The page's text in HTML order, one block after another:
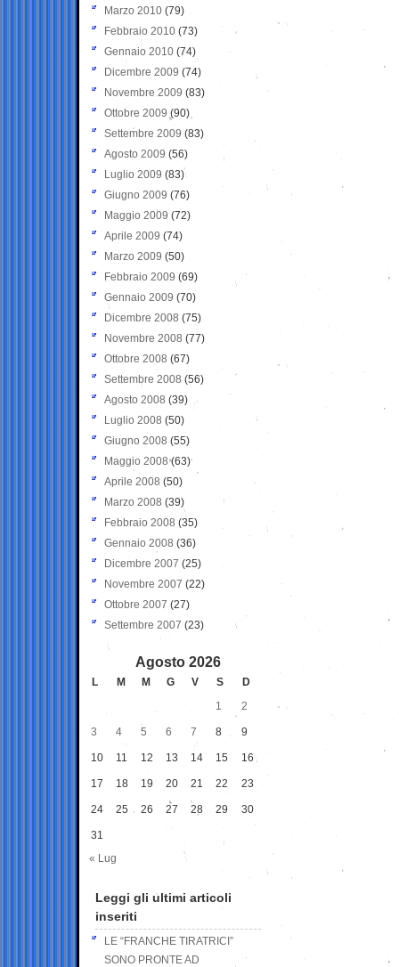
Marzo 2010 (79)
Febbraio 2010 (73)
Gennaio 2010 (74)
Dicembre 2009 (74)
Novembre 2009 (83)
Ottobre 2009 (90)
Settembre 2009 (83)
Agosto 2009 (56)
Luglio 2009 (83)
Giugno 2009 (76)
Maggio 2009 (72)
Aprile 2009 (74)
Marzo 2009 (50)
Febbraio 2009 (69)
Gennaio 2009 (70)
Dicembre 2008 (75)
Novembre 2008 (77)
Ottobre 2008 (67)
Settembre 2008 (56)
Agosto 2008 (39)
Luglio 2008 (50)
Giugno 2008 (55)
Maggio 2008(63)
Aprile 2008 (50)
Marzo 2008 (39)
Febbraio 2008 (35)
Gennaio 2008 (36)
Dicembre 2007 (25)
Novembre 2007 (22)
Ottobre 2007 (27)
Settembre 2007 (23)
Agosto 2026
L M M G V S
D
1
2
3 4 5 6 7 8 9
10 11 12 13 14 15 16
17 18 19 20 21 22 23
24 25 26 27 28 29 30
31
« Lug
Leggi gli ultimi articoli
inseriti
LE “FRANCHE TIRATRICI”
SONO PRONTE AD